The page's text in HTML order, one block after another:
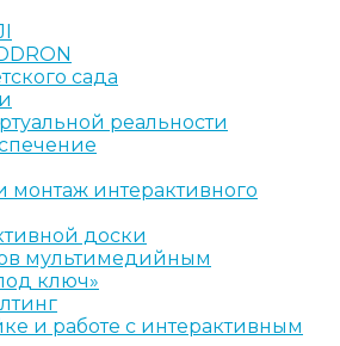
сада
реальности
монтаж интерактивного
доски
мультимедийным
ключ»
и работе с интерактивным